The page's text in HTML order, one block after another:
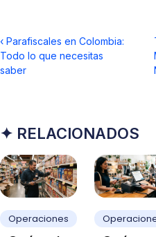
‹ Parafiscales en Colombia:
Todo lo que necesitas
saber
✦ RELACIONADOS
Operaciones